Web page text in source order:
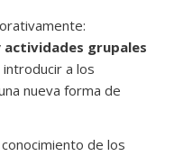
actividades grupales
introducir a los
nueva forma de
de los